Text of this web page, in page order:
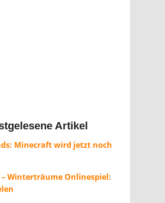
Artikel
Minecraft wird jetzt noch
– Winterträume Onlinespiel: